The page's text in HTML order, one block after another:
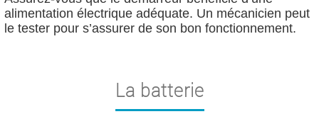
alimentation électrique adéquate. Un mécanicien peut
le tester pour s’assurer de son bon fonctionnement.
La batterie